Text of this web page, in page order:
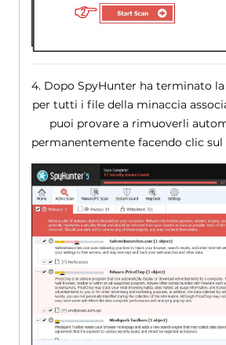
4. Dopo SpyHunter ha terminato la
per tutti i file della minaccia
puoi provare a rimuoverli
permanentemente facendo clic sul